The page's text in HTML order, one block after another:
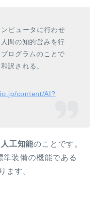
ンピュータ に行わせ
人間の知的営みを行
ログラムのことで
和訳 される。
content/AI?
人工知能のことです。
装備の機能である
ます。